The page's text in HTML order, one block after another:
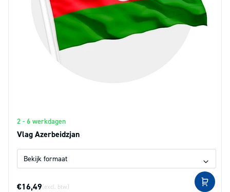
2 - 6 werkdagen
Vlag Azerbeidzjan
€16,49(excl. btw)